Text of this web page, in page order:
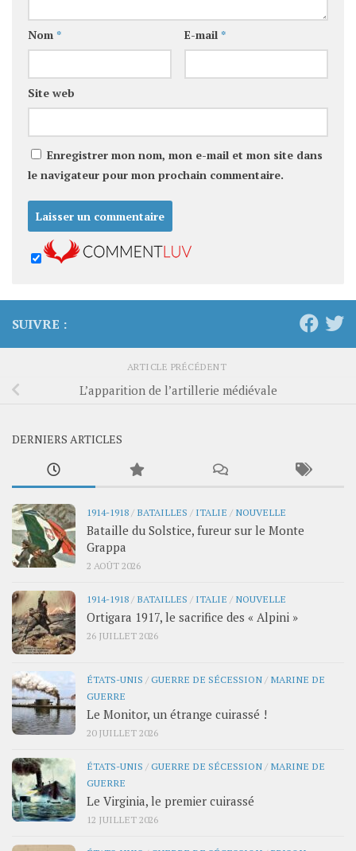
Nom * E-mail *
Site web
Enregistrer mon nom, mon e-mail et mon site dans
le navigateur pour mon prochain commentaire.
SUIVRE :
ARTICLE PRÉCÉDENT
L’apparition de l’artillerie médiévale
DERNIERS ARTICLES
1914-1918 / BATAILLES / ITALIE / NOUVELLE
Bataille du Solstice, fureur sur le Monte
Grappa
2 AOÛT 2026
1914-1918 / BATAILLES / ITALIE / NOUVELLE
Ortigara 1917, le sacrifice des « Alpini »
26 JUILLET 2026
ÉTATS-UNIS /GUERRE DE SÉCESSION / MARINE DE
GUERRE
Le Monitor, un étrange cuirassé !
20 JUILLET 2026
ÉTATS-UNIS /GUERRE DE SÉCESSION / MARINE DE
GUERRE
Le Virginia, le premier cuirassé
12 JUILLET 2026